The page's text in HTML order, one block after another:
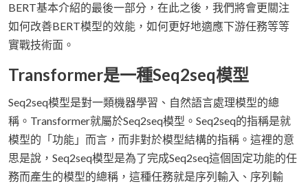
BERT基本介紹的最後一部分，在此之後，我們將會更關注
如何改善BERT模型的效能，如何更好地適應下游任務等等
實戰技術面。
Transformer是一種Seq2seq模型
Seq2seq模型是對一類機器學習、自然語言處理模型的總
稱。Transformer就屬於Seq2seq模型。Seq2seq的指稱是就
模型的「功能」而言，而非對於模型結構的指稱。這裡的意
思是說，Seq2seq模型是為了完成Seq2seq這個固定功能的任
務而產生的模型的總稱，這種任務就是序列輸入、序列輸